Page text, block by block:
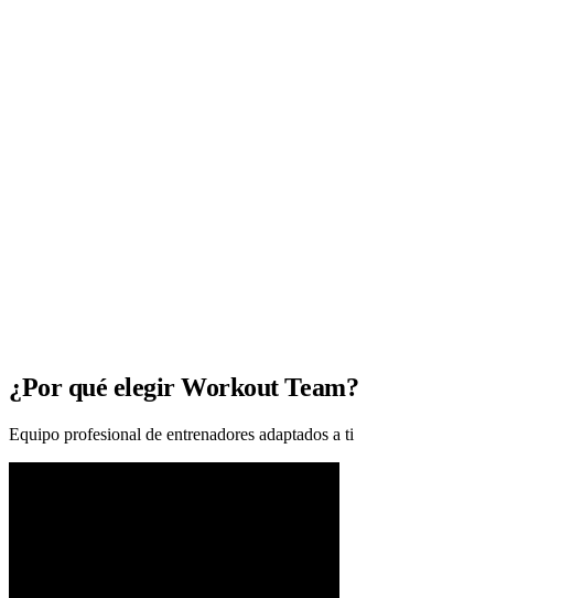
¿Por qué elegir Workout Team?
Equipo profesional de entrenadores adaptados a ti